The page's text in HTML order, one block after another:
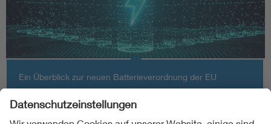
Ein Überblick zur neuen Batterieverordnung der EU